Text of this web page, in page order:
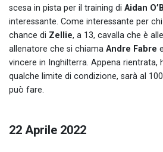
scesa in pista per il training di Aidan
interessante. Come interessante per
chance di Zellie, a 13, cavalla che è
allenatore che si chiama Andre Fabre
vincere in Inghilterra. Appena rientrata,
qualche limite di condizione, sarà al
può fare.
22 Aprile 2022